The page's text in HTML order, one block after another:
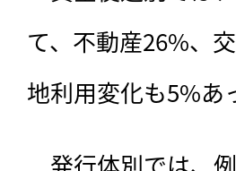
て、不動産26%、
地利用変化も5%あ
発行体別では、